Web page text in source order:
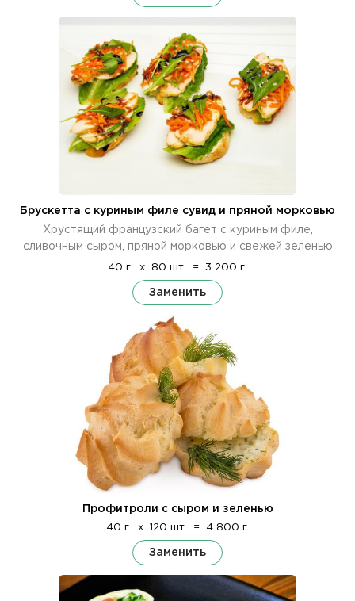
Брускетта с куриным филе сувид и пряной морковью
Хрустящий французский багет с куриным филе,
сливочным сыром, пряной морковью и свежей зеленью
40 г. x 80 шт. = 3 200 г.
Заменить
Профитроли с сыром и зеленью
40 г. x 120 шт. = 4 800 г.
Заменить